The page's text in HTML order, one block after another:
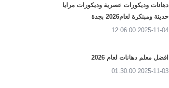
دهانات وديكورات عصرية وديكورات مرايا
حديثة ومبتكرة لعام2026 بجدة
2025-11-04 12:06:00
افضل معلم دهانات لعام 2026
2025-11-03 01:30:00